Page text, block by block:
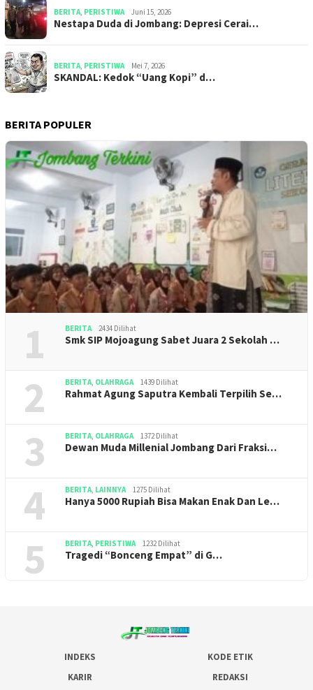
BERITA, PERISTIWA Juni 15, 2026
​​Nestapa Duda di Jombang: Depresi Cerai…
BERITA, PERISTIWA Mei 7, 2026
SKANDAL: Kedok “Uang Kopi” d…
BERITA POPULER
1 BERITA 2434 Dilihat
Smk SIP Mojoagung Sabet Juara 2 Sekolah …
2 BERITA, OLAHRAGA 1439 Dilihat
Rahmat Agung Saputra Kembali Terpilih Se…
3 BERITA, OLAHRAGA 1372 Dilihat
Dewan Muda Millenial Jombang Dari Fraksi…
4 BERITA, LAINNYA 1275 Dilihat
Hanya 5000 Rupiah Bisa Makan Enak Dan Le…
5 BERITA, PERISTIWA 1232 Dilihat
Tragedi “Bonceng Empat” di G…
INDEKS
KODE ETIK
KARIR
REDAKSI